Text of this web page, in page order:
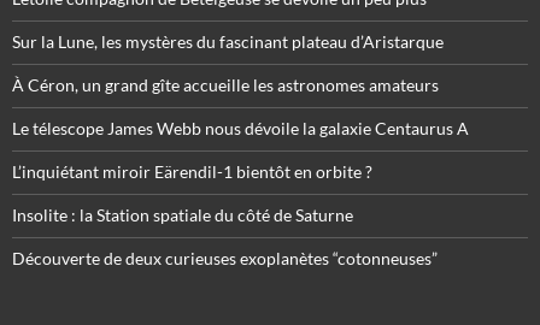
Sur la Lune, les mystères du fascinant plateau d’Aristarque
À Céron, un grand gîte accueille les astronomes amateurs
Le télescope James Webb nous dévoile la galaxie Centaurus A
L’inquiétant miroir Eärendil-1 bientôt en orbite ?
Insolite : la Station spatiale du côté de Saturne
Découverte de deux curieuses exoplanètes “cotonneuses”